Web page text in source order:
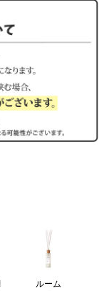
ルーム